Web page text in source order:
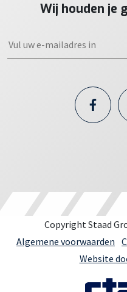
Wij houden je
Copyright Staad
Algemene voorwaarden
Website